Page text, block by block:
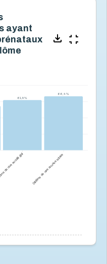
ayant
Diplôme de niveau collégial Diplôme de niveau universitaire
61,8 %
61,8 %
66,4 %
66,4 %